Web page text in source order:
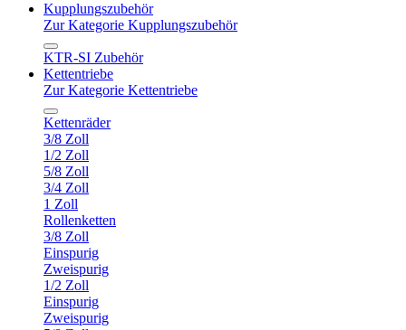
Kupplungszubehör
Zur Kategorie Kupplungszubehör
KTR-SI Zubehör
Kettentriebe
Zur Kategorie Kettentriebe
Kettenräder
3/8 Zoll
1/2 Zoll
5/8 Zoll
3/4 Zoll
1 Zoll
Rollenketten
3/8 Zoll
Einspurig
Zweispurig
1/2 Zoll
Einspurig
Zweispurig